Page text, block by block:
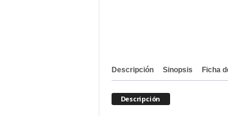
Descripción Sinopsis Ficha
Descripción